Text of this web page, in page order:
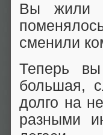
Вы жили
сменили
Теперь
большая,
долго на
разными